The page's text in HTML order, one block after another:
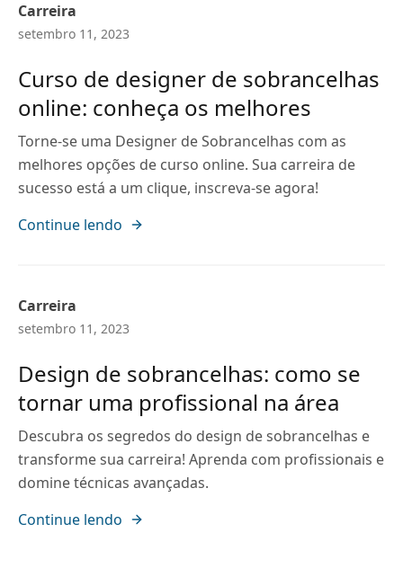
Carreira
setembro 11, 2023
Curso de designer de sobrancelhas
online: conheça os melhores
Torne-se uma Designer de Sobrancelhas com as
melhores opções de curso online. Sua carreira de
sucesso está a um clique, inscreva-se agora!
Continue lendo
Carreira
setembro 11, 2023
Design de sobrancelhas: como se
tornar uma profissional na área
Descubra os segredos do design de sobrancelhas e
transforme sua carreira! Aprenda com profissionais e
domine técnicas avançadas.
Continue lendo